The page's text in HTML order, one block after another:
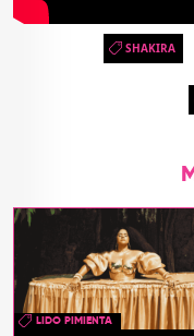
SHAKIRA
LIDO PIMIENTA